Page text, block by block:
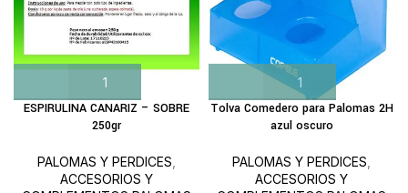
ESPIRULINA CANARIZ – SOBRE
250gr
PALOMAS Y PERDICES
ACCESORIOS Y
Tolva Comedero para Palomas 2H
azul oscuro
PALOMAS Y PERDICES
ACCESORIOS Y